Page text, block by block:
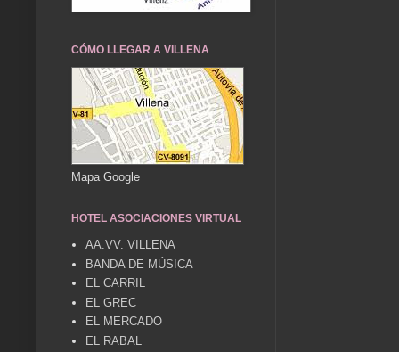
CÓMO LLEGAR A VILLENA
Mapa Google
HOTEL ASOCIACIONES VIRTUAL
AA.VV. VILLENA
BANDA DE MÚSICA
EL CARRIL
EL GREC
EL MERCADO
EL RABAL